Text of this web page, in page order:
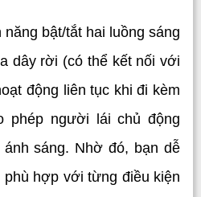
bật/tắt hai luồng sáng
dây rời (có thể kết nối với
động liên tục khi đi kèm
phép người lái chủ động
sáng. Nhờ đó, bạn dễ
hợp với từng điều kiện